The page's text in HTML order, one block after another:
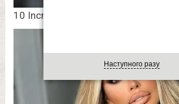
Наступного разу